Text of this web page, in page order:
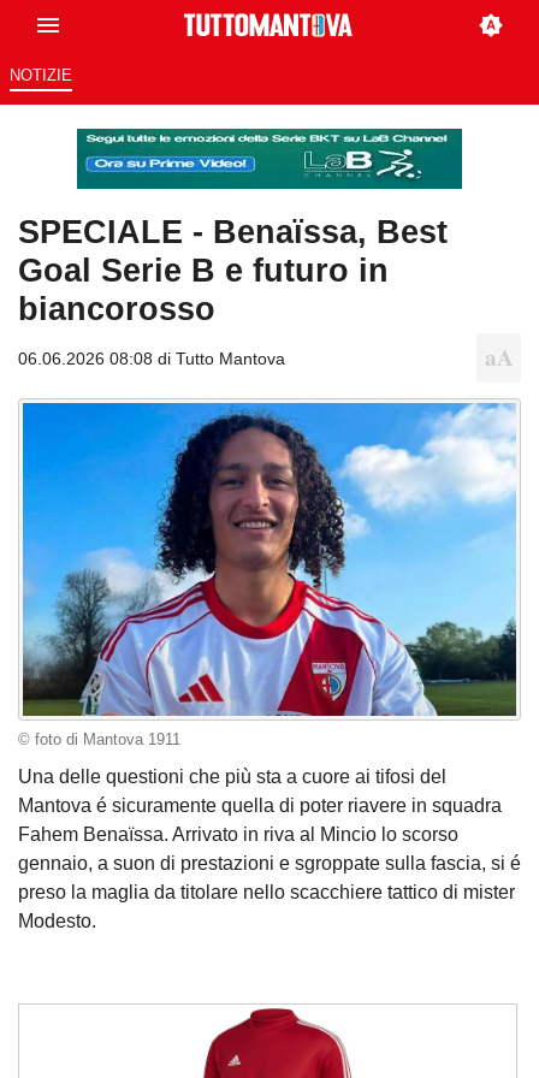
NOTIZIE
SPECIALE - Benaïssa, Best
Goal Serie B e futuro in
biancorosso
06.06.2026 08:08 di Tutto Mantova
© foto di Mantova 1911
Una delle questioni che più sta a cuore ai tifosi del
Mantova é sicuramente quella di poter riavere in squadra
Fahem Benaïssa. Arrivato in riva al Mincio lo scorso
gennaio, a suon di prestazioni e sgroppate sulla fascia, si é
preso la maglia da titolare nello scacchiere tattico di mister
Modesto.